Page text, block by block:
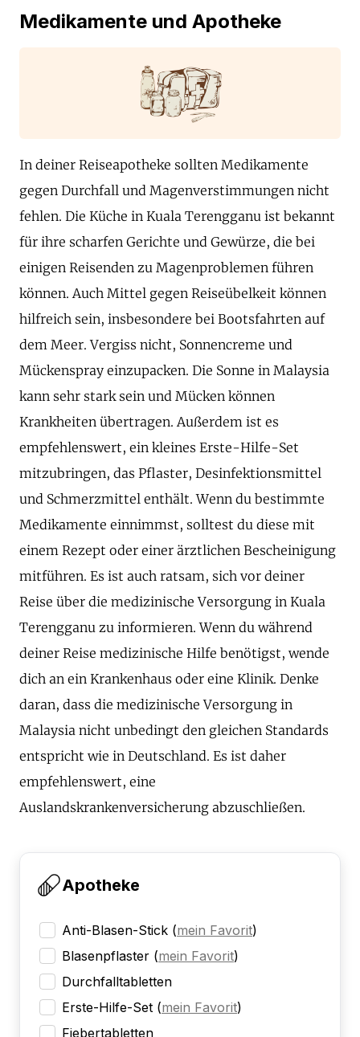
Medikamente und Apotheke
In deiner Reiseapotheke sollten Medikamente
gegen Durchfall und Magenverstimmungen nicht
fehlen. Die Küche in Kuala Terengganu ist bekannt
für ihre scharfen Gerichte und Gewürze, die bei
einigen Reisenden zu Magenproblemen führen
können. Auch Mittel gegen Reiseübelkeit können
hilfreich sein, insbesondere bei Bootsfahrten auf
dem Meer. Vergiss nicht, Sonnencreme und
Mückenspray einzupacken. Die Sonne in Malaysia
kann sehr stark sein und Mücken können
Krankheiten übertragen. Außerdem ist es
empfehlenswert, ein kleines Erste-Hilfe-Set
mitzubringen, das Pflaster, Desinfektionsmittel
und Schmerzmittel enthält. Wenn du bestimmte
Medikamente einnimmst, solltest du diese mit
einem Rezept oder einer ärztlichen Bescheinigung
mitführen. Es ist auch ratsam, sich vor deiner
Reise über die medizinische Versorgung in Kuala
Terengganu zu informieren. Wenn du während
deiner Reise medizinische Hilfe benötigst, wende
dich an ein Krankenhaus oder eine Klinik. Denke
daran, dass die medizinische Versorgung in
Malaysia nicht unbedingt den gleichen Standards
entspricht wie in Deutschland. Es ist daher
empfehlenswert, eine
Auslandskrankenversicherung abzuschließen.
Apotheke
Anti-Blasen-Stick (mein Favorit)
Blasenpflaster (mein Favorit)
Durchfalltabletten
Erste-Hilfe-Set (mein Favorit)
Fiebertabletten